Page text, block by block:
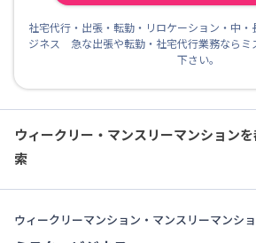
社宅代行・出張・転勤・リロケーション・中
ジネス 急な出張や転勤・社宅代行業務ならミ
下さい。
ウィークリー・マンスリーマンション
索
ウィークリーマンション・マンスリーマンシ